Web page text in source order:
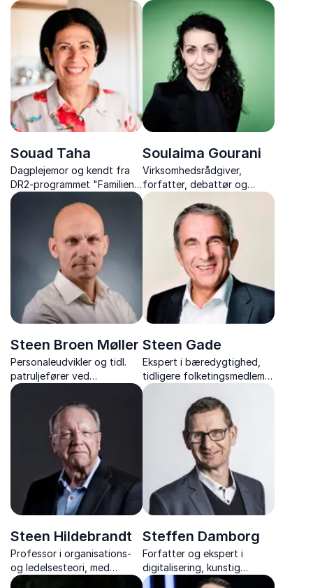
journalist, tidligere
korrespondent i USA og
kommunikationsdirektør
forfatter, der inspirerer til
overskud, investering og et
liv i balance.
Souad Taha
Dagplejemor og kendt fra
DR2-programmet "Familien
fra Lærkevejen"
Soulaima Gourani
Virksomhedsrådgiver,
forfatter, debattør og
bestyrelsesmedlem
Steen Broen Møller
Personaleudvikler og tidl.
patruljefører ved
Slædepatruljen Sirius
Steen Gade
Ekspert i bæredygtighed,
tidligere folketingsmedlem,
formand for Rådet for
samfundsansvar og
verdensmål og engageret
stemme i klima- og
europapolitik.
Steen Hildebrandt
Professor i organisations-
og ledelsesteori, med
inspirerende foredrag om
Steffen Damborg
Forfatter og ekspert i
digitalisering, kunstig
intelligens og ledelse, der